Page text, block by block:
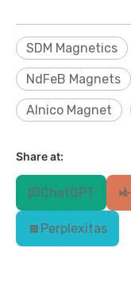
SDM Magnetics
NdFeB Magnets
Alnico Magnet
Share at:
ChatGPT
Perplexitas